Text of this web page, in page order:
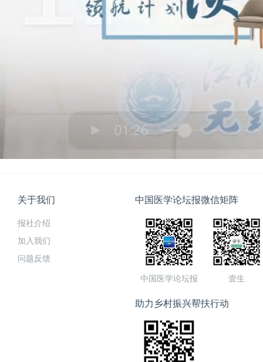
关于我们
报社介绍
加入我们
问题反馈
中国医学论坛报微信矩阵
中国医学论坛报 壹生
助力乡村振兴帮扶行动